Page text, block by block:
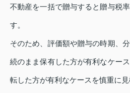
不動産を一括で贈与すると贈与税
す。
そのため、評価額や贈与の時期、
続のまま保有した方が有利なケー
転した方が有利なケースを慎重に見